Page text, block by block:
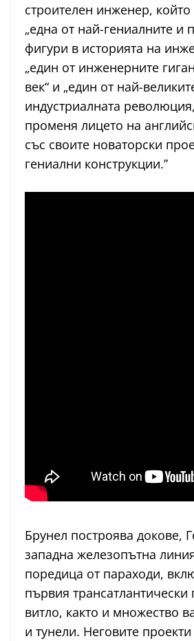
строителен инженер, който
„една от най-гениалните и
фигури в историята на
„един от инженерните
век“ и „един от най-
индустриалната
променя лицето на
със своите новаторски
гениални конструкции.”
Брунел построява докове,
западна железопътна
поредица от параходи,
първия трансатлантически
витло, както и множество
и тунели. Неговите проекти